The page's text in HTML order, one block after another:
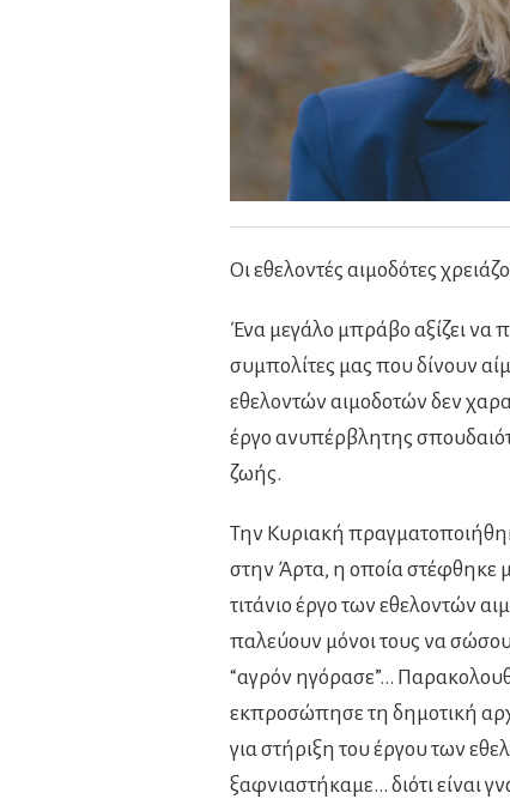
Οι εθελοντές αιμοδότες
Ένα μεγάλο μπράβο αξίζει να
συμπολίτες μας που δίνουν
εθελοντών αιμοδοτών δεν
έργο ανυπέρβλητης
ζωής.
Την Κυριακή
στην Άρτα, η οποία στέφθηκε
τιτάνιο έργο των εθελοντών
παλεύουν μόνοι τους να
“αγρόν ηγόρασε”…
εκπροσώπησε τη δημοτική
για στήριξη του έργου των
ξαφνιαστήκαμε… διότι είναι